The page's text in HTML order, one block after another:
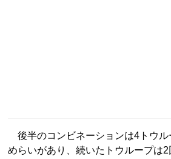
後半のコンビネーションは4トウル
めらいがあり、続いたトウループは2